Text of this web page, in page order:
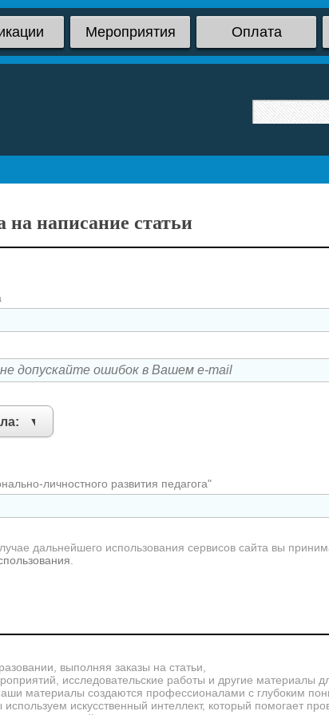
Мероприятия Оплата
на написание статьи
личностного развития педагога"
дальнейшего использования сервисов сайта вы
выполняя заказы на статьи,
исследовательские работы и другие материалы
материалы создаются профессионалами с глубоким
искусственный интеллект, который помогает